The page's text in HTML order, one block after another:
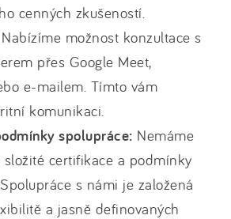
cenných zkušeností.
Nabízíme možnost konzultace s
přes Google Meet,
e-mailem. Tímto vám
komunikaci.
spolupráce: Nemáme
certifikace a podmínky
s námi je založená
a jasně definovaných